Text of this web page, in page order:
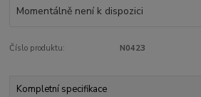
Momentálně není k dispozici
Číslo produktu: N0423
Kompletní specifikace